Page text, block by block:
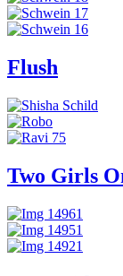
Flush
Two Girls